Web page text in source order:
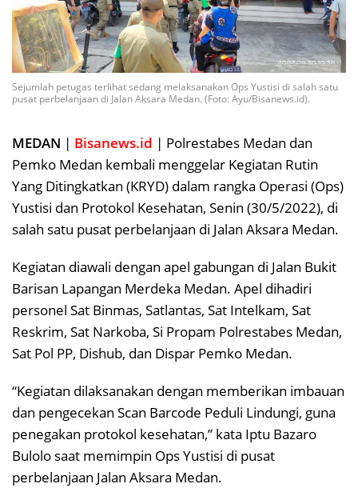
Sejumlah petugas terlihat sedang melaksanakan Ops Yustisi di salah satu
pusat perbelanjaan di Jalan Aksara Medan. (Foto: Ayu/Bisanews.id).
MEDAN | Bisanews.id | Polrestabes Medan dan
Pemko Medan kembali menggelar Kegiatan Rutin
Yang Ditingkatkan (KRYD) dalam rangka Operasi (Ops)
Yustisi dan Protokol Kesehatan, Senin (30/5/2022), di
salah satu pusat perbelanjaan di Jalan Aksara Medan.
Kegiatan diawali dengan apel gabungan di Jalan Bukit
Barisan Lapangan Merdeka Medan. Apel dihadiri
personel Sat Binmas, Satlantas, Sat Intelkam, Sat
Reskrim, Sat Narkoba, Si Propam Polrestabes Medan,
Sat Pol PP, Dishub, dan Dispar Pemko Medan.
“Kegiatan dilaksanakan dengan memberikan imbauan
dan pengecekan Scan Barcode Peduli Lindungi, guna
penegakan protokol kesehatan,” kata Iptu Bazaro
Bulolo saat memimpin Ops Yustisi di pusat
perbelanjaan Jalan Aksara Medan.